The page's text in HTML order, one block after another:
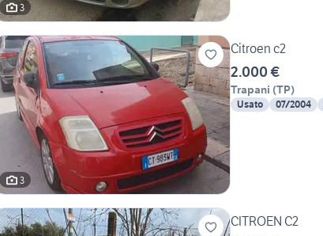
3
3
Citroen c2
2.000 €
Trapani (TP)
Usato 07/2004
CITROEN C2